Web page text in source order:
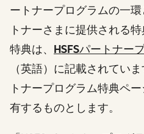
ートナープログラムの一
トナーさまに提供される
特典は、 HSFSパートナー
（英語）に記載されてい
トナープログラム特典ペ
有するものとします。